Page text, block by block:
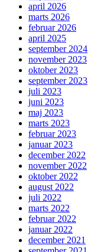
april 2026
marts 2026
februar 2026
april 2025
september 2024
november 2023
oktober 2023
september 2023
juli 2023
juni 2023
maj 2023
marts 2023
februar 2023
januar 2023
december 2022
november 2022
oktober 2022
august 2022
juli 2022
marts 2022
februar 2022
januar 2022
december 2021